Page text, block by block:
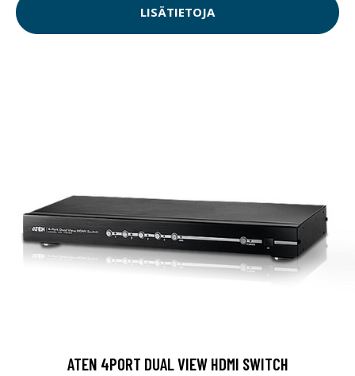
LISÄTIETOJA
ATEN 4PORT DUAL VIEW HDMI SWITCH